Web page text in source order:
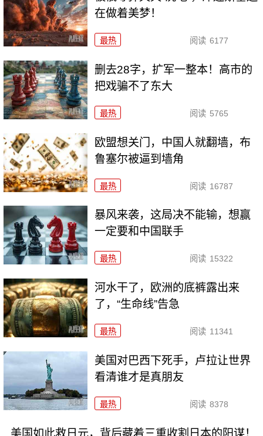
在做着美梦！
最热 阅读 6177
删去28字，扩军一整本！高市的
把戏骗不了东大
最热 阅读 5765
欧盟想关门，中国人就翻墙，布
鲁塞尔被逼到墙角
最热 阅读 16787
暴风来袭，这局决不能输，想赢
一定要和中国联手
最热 阅读 15322
河水干了，欧洲的底裤露出来
了，“生命线”告急
最热 阅读 11341
美国对巴西下死手，卢拉让世界
看清谁才是真朋友
最热 阅读 8378
美国如此救日元，背后藏着三重收割日本的阳谋！